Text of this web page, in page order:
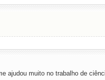
ajudou muito no trabalho de